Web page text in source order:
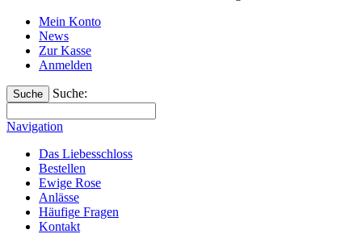
Mein Konto
News
Zur Kasse
Anmelden
Suche Suche:
Navigation
Das Liebesschloss
Bestellen
Ewige Rose
Anlässe
Häufige Fragen
Kontakt